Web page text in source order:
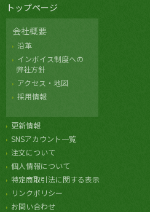
トップページ
会社概要
沿革
インボイス制度への
弊社方針
アクセス・地図
採用情報
更新情報
SNSアカウント一覧
注文について
個人情報について
特定商取引法に関する表示
リンクポリシー
お問い合わせ